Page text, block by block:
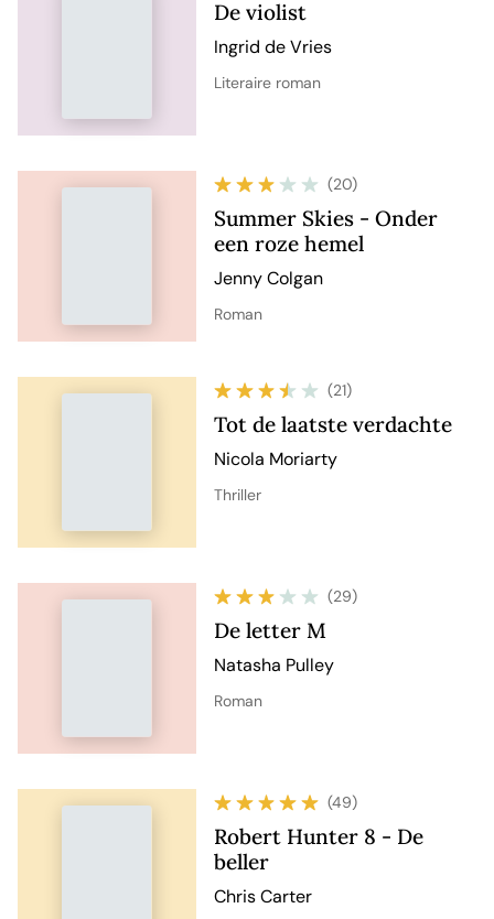
De violist
Ingrid de Vries
Literaire roman
(20)
Summer Skies - Onder
een roze hemel
Jenny Colgan
Roman
(21)
Tot de laatste verdachte
Nicola Moriarty
Thriller
(29)
De letter M
Natasha Pulley
Roman
(49)
Robert Hunter 8 - De
beller
Chris Carter